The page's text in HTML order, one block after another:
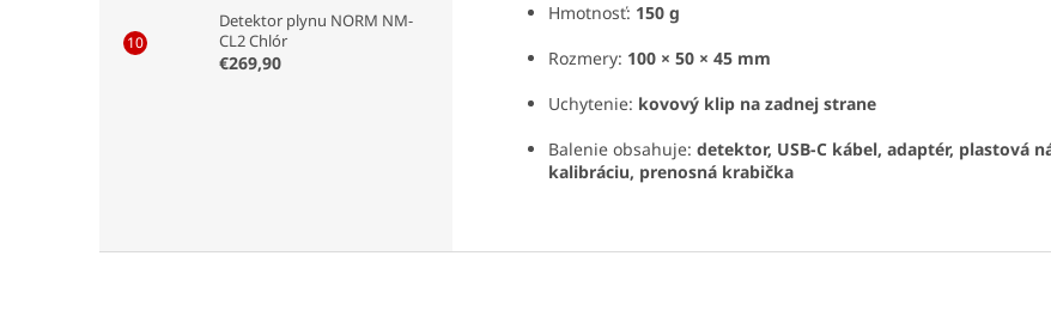
Detektor plynu NORM NM-
CL2 Chlór
€269,90
Hmotnosť: 150 g
Rozmery: 100 × 50 × 45 mm
Uchytenie: kovový klip na zadnej strane
Balenie obsahuje: detektor, USB-C kábel, adaptér, plastová
kalibráciu, prenosná krabička